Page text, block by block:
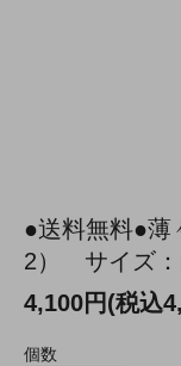
●送料無料●薄
2） サイズ
4,100円(税込
個数